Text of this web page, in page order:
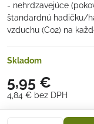
- nehrdzavejúce
štandardnú hadičku/
vzduchu (Co2) na
Skladom
5,95 €
4,84 € bez DPH